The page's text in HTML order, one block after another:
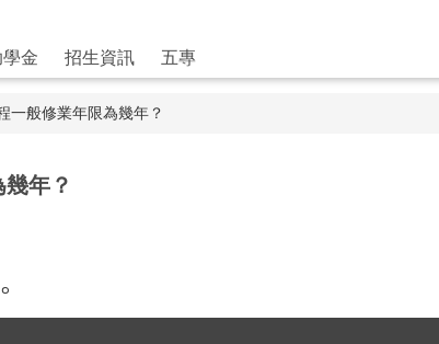
金 招生資訊 五專
一般修業年限為幾年？
年？
。